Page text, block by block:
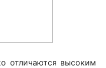
отличаются высоким